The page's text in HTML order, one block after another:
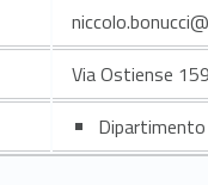
Via Ostiense 159